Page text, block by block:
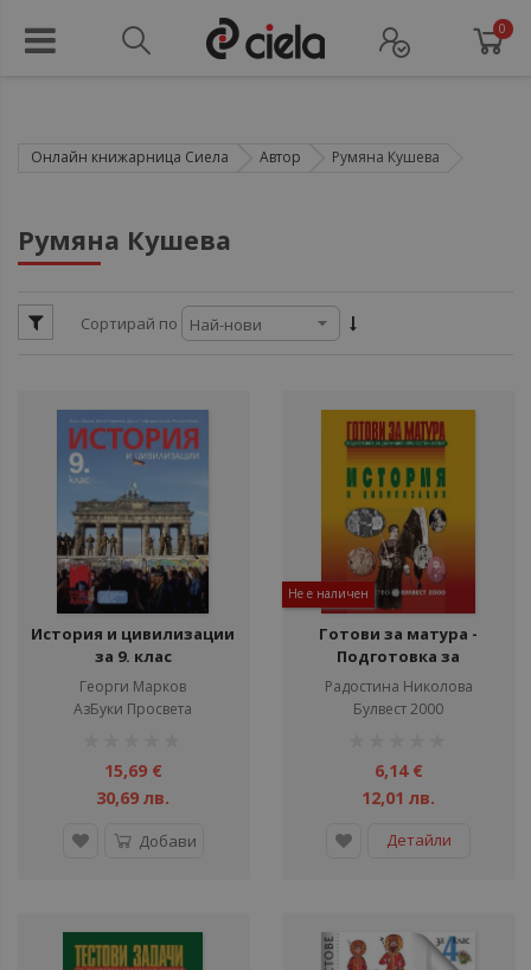
0
Онлайн книжарница Сиела Автор Румяна Кушева
Румяна Кушева
Сортирай по
История и цивилизации
за 9. клас
Георги Марков
АзБуки Просвета
15,69 €
30,69 лв.
Добави
Не е наличен
Готови за матура -
Подготовка за
държавен зрелостен
изпит - История и
цивилизация
Радостина Николова
Булвест 2000
6,14 €
12,01 лв.
Детайли